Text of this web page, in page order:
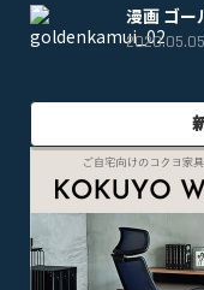
漫画 ゴー
2020.05.05